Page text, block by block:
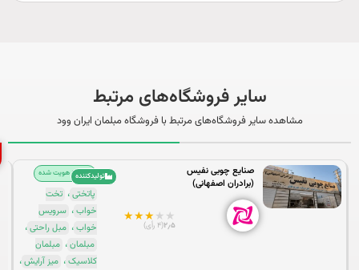
سایر فروشگاه‌های مرتبط
مشاهده سایر فروشگاه‌های مرتبط با فروشگاه مبلمان ایران وود
صنایع چوبی نفیس
(برادران اصفهانی)
تولیدکننده
★★ ★
احراز هویت شده
پاتختی،تخت
،سرویس
،مبل راحتی ،
مبلمان،مبلمان
کلاسیک،میز آرایش ،